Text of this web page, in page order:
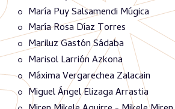
María Puy Salsamendi Múgica
María Rosa Díaz Torres
Mariluz Gastón Sádaba
Marisol Larrión Azkona
Máxima Vergarechea Zalacain
Miguel Ángel Elizaga Arrastia